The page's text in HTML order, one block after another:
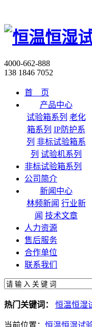
4000-662-888
138 1846 7052
首 页
产品中心
试验箱系列 老化
箱系列 IP防护系
列 非标试验箱系
列 试验机系列
非标试验箱系列
公司简介
新闻中心
林频新闻 行业新
闻 技术文章
人力资源
售后服务
合作单位
联系我们
热门关键词： 恒温恒湿
当前位置： 恒温恒湿试